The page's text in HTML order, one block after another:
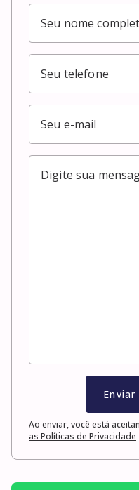
Ao enviar, você está
as Políticas de Privacidade